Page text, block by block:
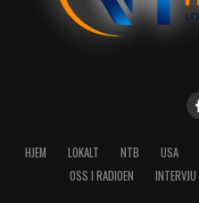
HJEM LOKALT NTB USA
OSS I RADIOEN
INTERVJU